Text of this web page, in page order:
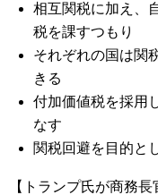
相互関税に加え、
税を課すつもり
それぞれの国は関
きる
付加価値税を採用
なす
関税回避を目的と
【トランプ氏が商務